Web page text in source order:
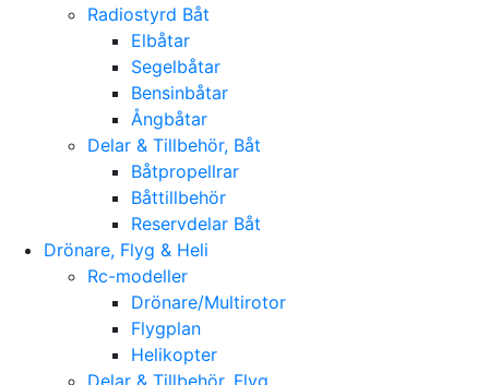
Radiostyrd Båt
Elbåtar
Segelbåtar
Bensinbåtar
Ångbåtar
Delar & Tillbehör, Båt
Båtpropellrar
Båttillbehör
Reservdelar Båt
Drönare, Flyg & Heli
Rc-modeller
Drönare/Multirotor
Flygplan
Helikopter
Delar & Tillbehör, Flyg